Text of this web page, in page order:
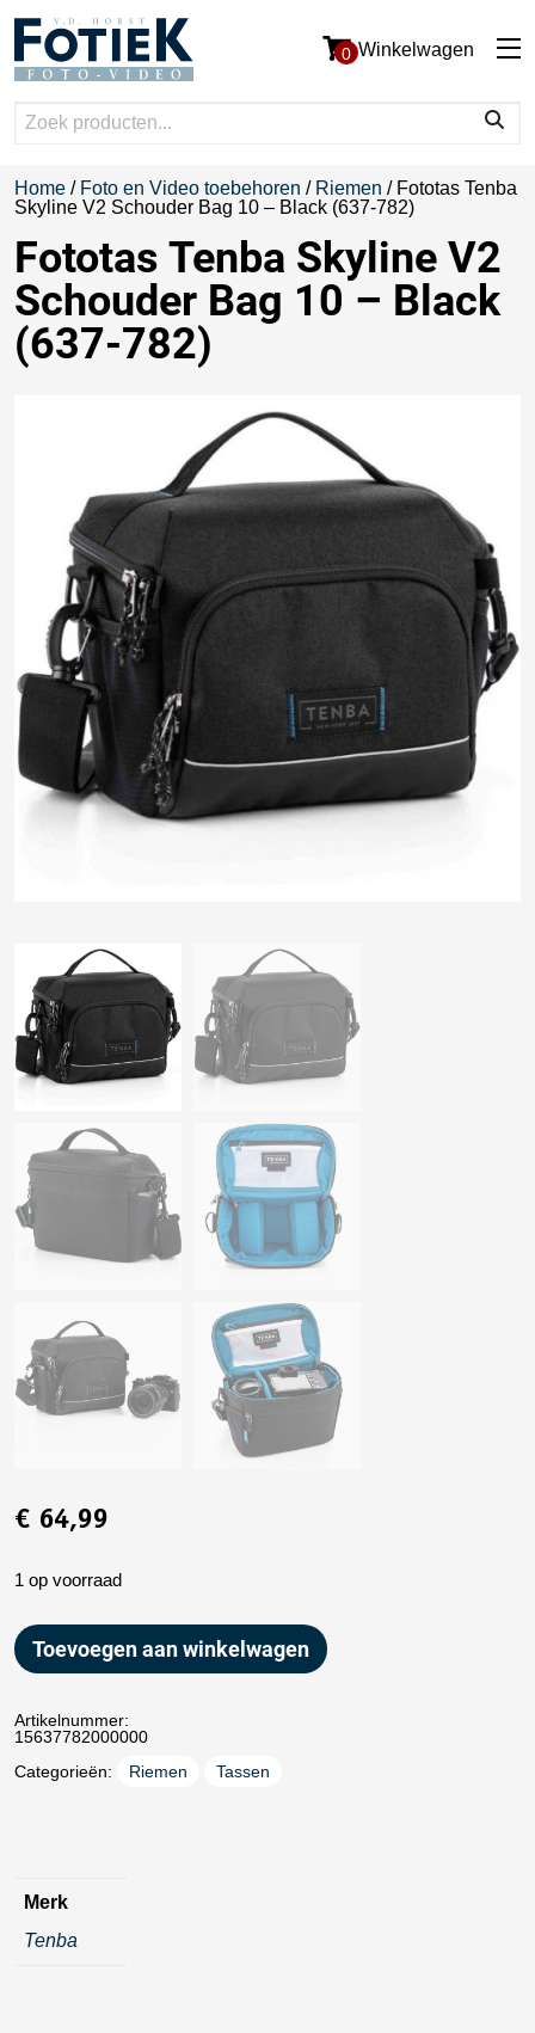
0 Winkelwagen
Home / Foto en Video toebehoren / Riemen / Fototas Tenba
Skyline V2 Schouder Bag 10 – Black (637-782)
Fototas Tenba Skyline V2
Schouder Bag 10 – Black
(637-782)
€ 64,99
1 op voorraad
Toevoegen aan winkelwagen
Artikelnummer:
15637782000000
Categorieën:
Riemen Tassen
Merk
Tenba